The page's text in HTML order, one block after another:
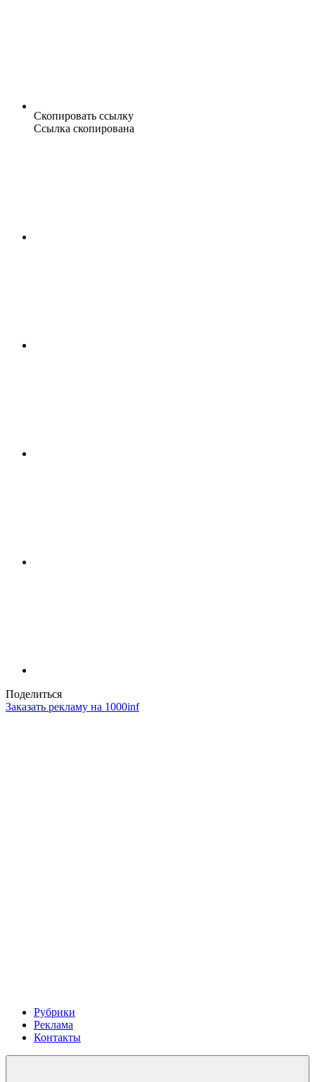
Скопировать ссылку
Ссылка скопирована
Поделиться
Заказать рекламу на 1000inf
Рубрики
Реклама
Контакты